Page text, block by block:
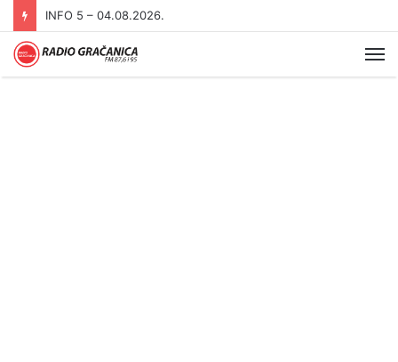
INFO 5 – 03.08.2026